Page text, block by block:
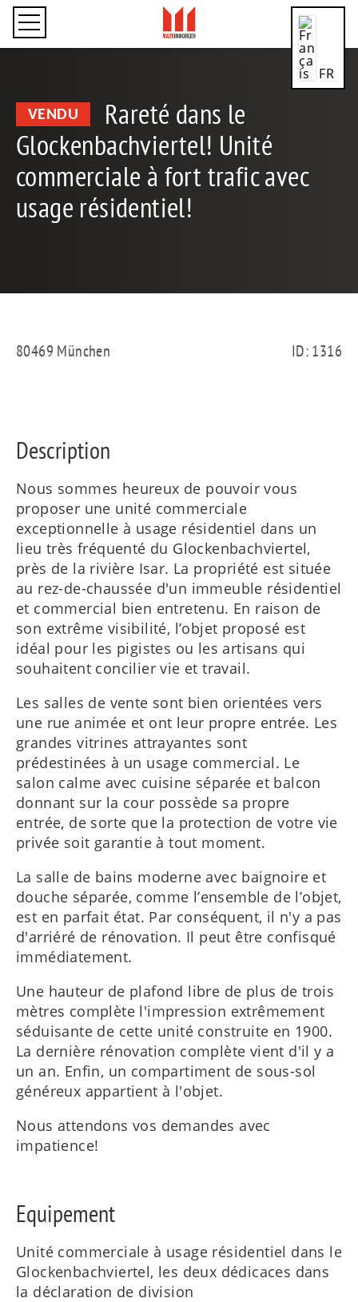
FR
VENDU
Rareté dans le
Glockenbachviertel! Unité
commerciale à fort trafic avec
usage résidentiel!
80469 München ID: 1316
Description
Nous sommes heureux de pouvoir vous
proposer une unité commerciale
exceptionnelle à usage résidentiel dans un
lieu très fréquenté du Glockenbachviertel,
près de la rivière Isar. La propriété est située
au rez-de-chaussée d'un immeuble résidentiel
et commercial bien entretenu. En raison de
son extrême visibilité, l’objet proposé est
idéal pour les pigistes ou les artisans qui
souhaitent concilier vie et travail.
Les salles de vente sont bien orientées vers
une rue animée et ont leur propre entrée. Les
grandes vitrines attrayantes sont
prédestinées à un usage commercial. Le
salon calme avec cuisine séparée et balcon
donnant sur la cour possède sa propre
entrée, de sorte que la protection de votre vie
privée soit garantie à tout moment.
La salle de bains moderne avec baignoire et
douche séparée, comme l’ensemble de l’objet,
est en parfait état. Par conséquent, il n'y a pas
d'arriéré de rénovation. Il peut être confisqué
immédiatement.
Une hauteur de plafond libre de plus de trois
mètres complète l'impression extrêmement
séduisante de cette unité construite en 1900.
La dernière rénovation complète vient d'il y a
un an. Enfin, un compartiment de sous-sol
généreux appartient à l'objet.
Nous attendons vos demandes avec
impatience!
Equipement
Unité commerciale à usage résidentiel dans le
Glockenbachviertel, les deux dédicaces dans
la déclaration de division